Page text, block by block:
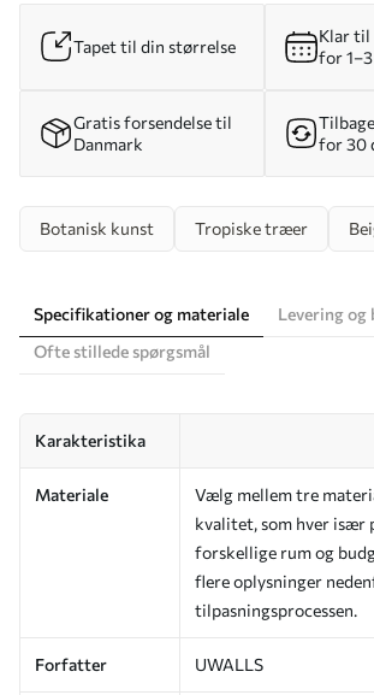
Tapet til din størrelse
Klar til
for
Gratis forsendelse til
Danmark
for 30
Botanisk kunst Tropiske træer
Specifikationer og materiale
Levering og
Ofte stillede spørgsmål
Karakteristika
Materiale
Vælg mellem tre
kvalitet, som hver især
forskellige rum og
flere oplysninger
tilpasningsprocessen.
Forfatter UWALLS